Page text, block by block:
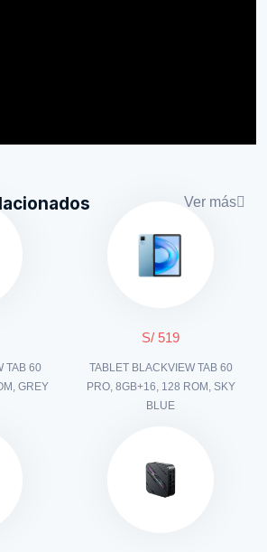
Ver más
TAB 60
GREY
S/ 519
TABLET BLACKVIEW TAB 60
PRO, 8GB+16, 128 ROM, SKY
BLUE